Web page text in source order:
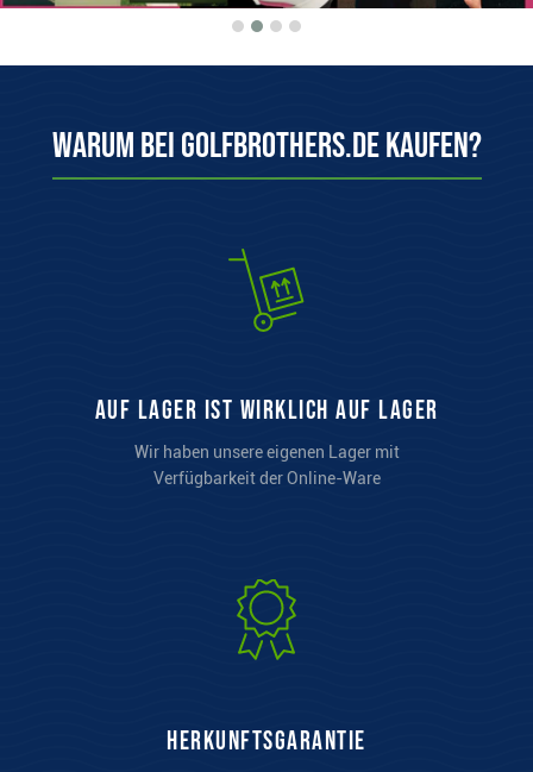
Warum bei Golfbrothers.de kaufen?
auf Lager ist wirklich auf Lager
Wir haben unsere eigenen Lager mit
Verfügbarkeit der Online-Ware
Herkunftsgarantie